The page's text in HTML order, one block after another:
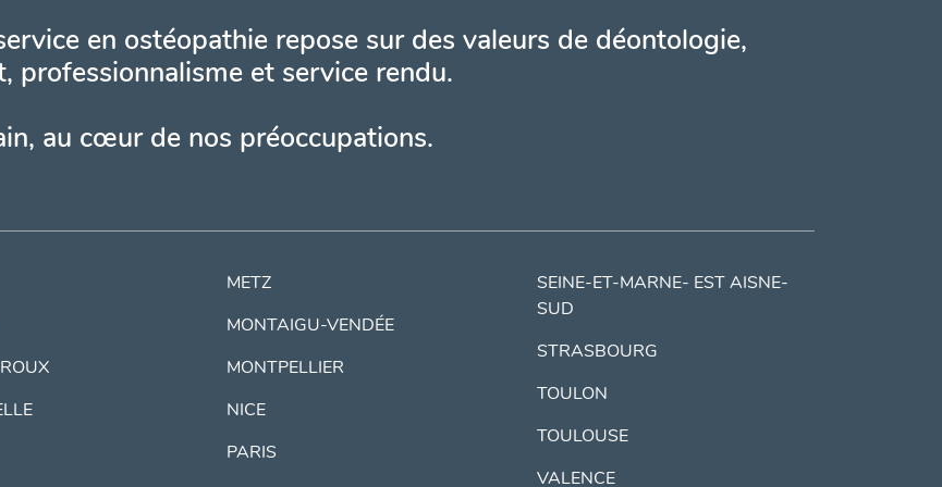
en ostéopathie repose sur des valeurs de déontologie,
professionnalisme et service rendu.
au cœur de nos préoccupations.
METZ
MONTAIGU-VENDÉE
MONTPELLIER
NICE
PARIS
SEINE-ET-MARNE- EST AISNE-
SUD
STRASBOURG
TOULON
TOULOUSE
VALENCE